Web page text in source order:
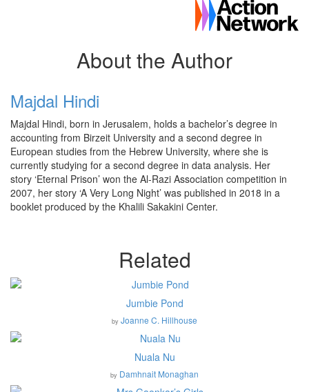
About the Author
Majdal Hindi
Majdal Hindi, born in Jerusalem, holds a bachelor’s degree in
accounting from Birzeit University and a second degree in
European studies from the Hebrew University, where she is
currently studying for a second degree in data analysis. Her
story ‘Eternal Prison’ won the Al-Razi Association competition in
2007, her story ‘A Very Long Night’ was published in 2018 in a
booklet produced by the Khalili Sakakini Center.
Related
Jumbie Pond
by Joanne C. Hillhouse
Nuala Nu
by Damhnait Monaghan